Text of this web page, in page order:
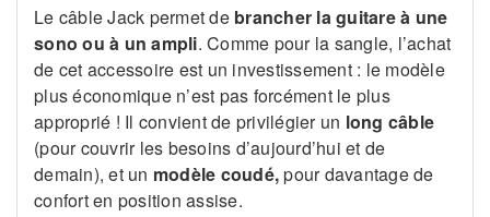
Le câble Jack permet de brancher la guitare à une
sono ou à un ampli. Comme pour la sangle, l’achat
de cet accessoire est un investissement : le modèle
plus économique n’est pas forcément le plus
approprié ! Il convient de privilégier un long câble
(pour couvrir les besoins d’aujourd’hui et de
demain), et un modèle coudé,pour davantage de
confort en position assise.